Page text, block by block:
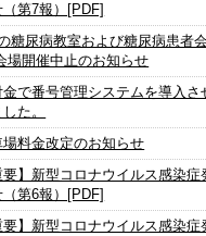
（第7報）[PDF]
糖尿病教室および糖尿病患者
場開催中止のお知らせ
金で番号管理システムを導入さ
た。
場料金改定のお知らせ
要】新型コロナウイルス感染症
（第6報）[PDF]
要】新型コロナウイルス感染症